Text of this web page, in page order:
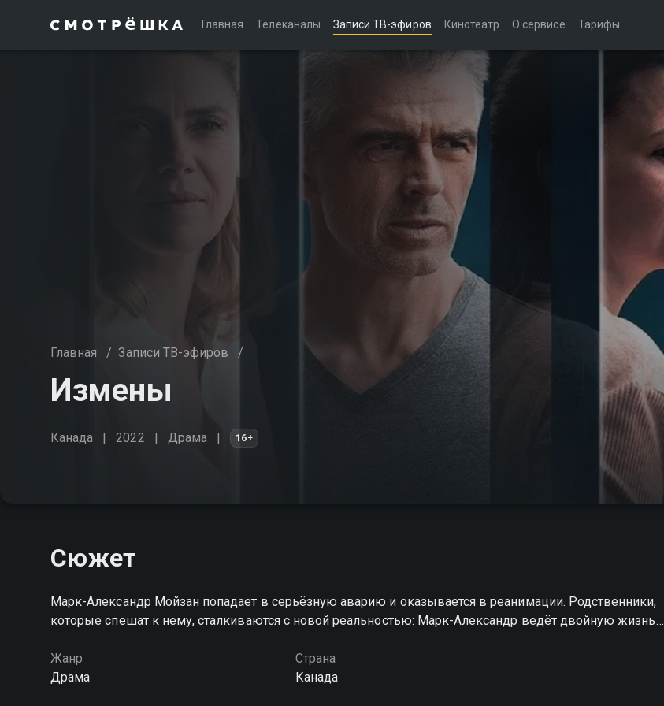
Главная Телеканалы Записи ТВ-эфиров Кинотеатр О сервисе Тарифы
Главная / Записи ТВ-эфиров /
Измены
Канада 2022 Драма 16+
Сюжет
Марк-Александр Мойзан попадает в серьёзную аварию и оказывается в реанимации. Родственники,
которые спешат к нему, сталкиваются с новой реальностью: Марк-Александр ведёт двойную жизнь…
Жанр
Драма
Страна
Канада